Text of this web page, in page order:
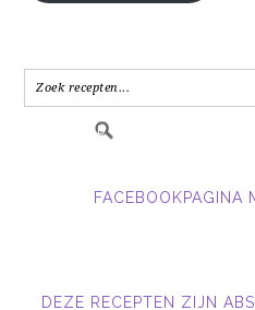
in.....
FACEBOOKPAGINA
DEZE RECEPTEN ZIJN